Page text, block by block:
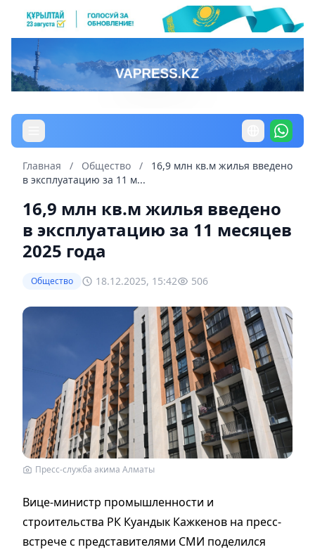
Главная / Общество /
16,9 млн кв.м жилья введено
в эксплуатацию за 11 м...
16,9 млн кв.м жилья введено
в эксплуатацию за 11 месяцев
2025 года
Общество 18.12.2025, 15:42 506
Пресс-служба акима Алматы
Вице-министр промышленности и
строительства РК Куандык Кажкенов на пресс-
встрече с представителями СМИ поделился